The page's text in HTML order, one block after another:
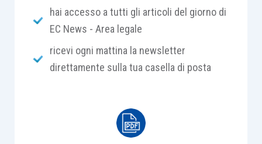
irregolarità, anche mediante ispezione giudiziale,
e l’adozione dei provvedimenti di legge ritenuti
entrava in composizione negoziata della crisi di
impresa, richiedendo la nomina dell’Esperto. Il
nominato per la società, ritenevano che le misure
adottate – in specie la sostituzione degli
hai accesso a tutti gli articoli del giorno di
EC News - Area legale
ricevi ogni mattina la newsletter
direttamente sulla tua casella di posta